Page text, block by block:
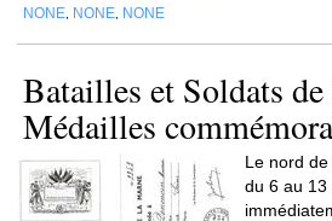
NONE NONE NONE
Batailles et Soldats
Médailles
Le nord
du 6 au 13